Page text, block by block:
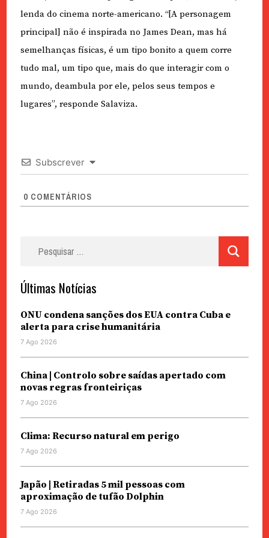
lenda do cinema norte-americano. “[A personagem
principal] não é inspirada no James Dean, mas há
semelhanças físicas, é um tipo bonito a quem corre
tudo mal, um tipo que, mais do que interagir com o
mundo, deambula por ele, pelos seus tempos e
lugares”, responde Salaviza.
Subscrever
0 COMENTÁRIOS
Últimas Notícias
ONU condena sanções dos EUA contra Cuba e
alerta para crise humanitária
7 Ago 2026
China | Controlo sobre saídas apertado com
novas regras fronteiriças
7 Ago 2026
Clima: Recurso natural em perigo
7 Ago 2026
Japão | Retiradas 5 mil pessoas com
aproximação de tufão Dolphin
7 Ago 2026